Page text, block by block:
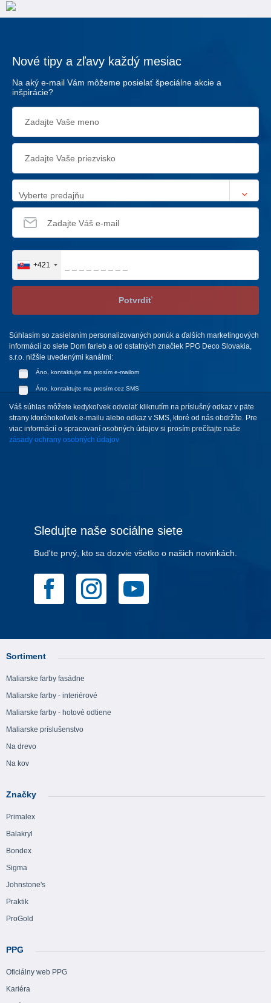
Nové tipy a zľavy každý mesiac
Na aký e-mail Vám môžeme posielať špeciálne akcie a
inšpirácie?
Vyberte predajňu
+421
Potvrdiť
Súhlasím so zasielaním personalizovaných ponúk a ďalších marketingových
informácií zo siete Dom farieb a od ostatných značiek PPG Deco Slovakia,
s.r.o. nižšie uvedenými kanálmi:
Áno, kontaktujte ma prosím e-mailom
Áno, kontaktujte ma prosím cez SMS
Váš súhlas môžete kedykoľvek odvolať kliknutím na príslušný odkaz v päte
strany ktoréhokoľvek e-mailu alebo odkaz v SMS, ktoré od nás obdržíte. Pre
viac informácií o spracovaní osobných údajov si prosím prečítajte naše
zásady ochrany osobných údajov
Sledujte naše sociálne siete
Bud'te prvý, kto sa dozvie všetko o našich novinkách.
Sortiment
Maliarske farby fasádne
Maliarske farby - interiérové
Maliarske farby - hotové odtiene
Maliarske príslušenstvo
Na drevo
Na kov
Značky
Primalex
Balakryl
Bondex
Sigma
Johnstone's
Praktik
ProGold
PPG
Oficiálny web PPG
Kariéra